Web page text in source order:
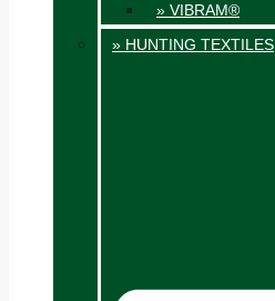
» VIBRAM®
» HUNTING TEXTILES